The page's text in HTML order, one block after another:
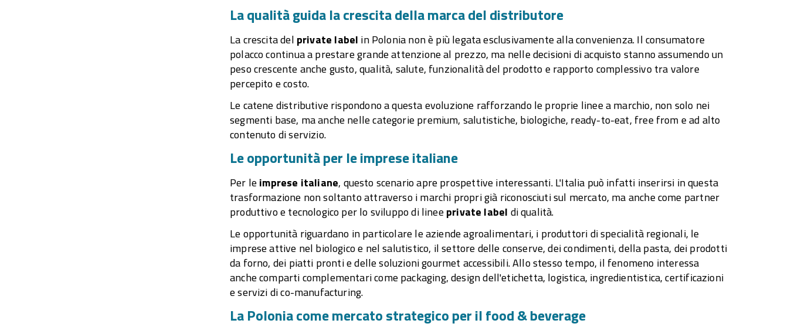
La qualità guida la crescita della marca del distributore
La crescita del private label in Polonia non è più legata esclusivamente alla convenienza. Il consumatore
polacco continua a prestare grande attenzione al prezzo, ma nelle decisioni di acquisto stanno assumendo un
peso crescente anche gusto, qualità, salute, funzionalità del prodotto e rapporto complessivo tra valore
percepito e costo.
Le catene distributive rispondono a questa evoluzione rafforzando le proprie linee a marchio, non solo nei
segmenti base, ma anche nelle categorie premium, salutistiche, biologiche, ready-to-eat, free from e ad alto
contenuto di servizio.
Le opportunità per le imprese italiane
Per leimprese italiane, questo scenario apre prospettive interessanti. L'Italia può infatti inserirsi in questa
trasformazione non soltanto attraverso i marchi propri già riconosciuti sul mercato, ma anche come partner
produttivo e tecnologico per lo sviluppo di lineeprivate label di qualità.
Le opportunità riguardano in particolare le aziende agroalimentari, i produttori di specialità regionali, le
imprese attive nel biologico e nel salutistico, il settore delle conserve, dei condimenti, della pasta, dei prodotti
da forno, dei piatti pronti e delle soluzioni gourmet accessibili. Allo stesso tempo, il fenomeno interessa
anche comparti complementari come packaging, design dell'etichetta, logistica, ingredientistica, certificazioni
e servizi di co-manufacturing.
La Polonia come mercato strategico per il food & beverage